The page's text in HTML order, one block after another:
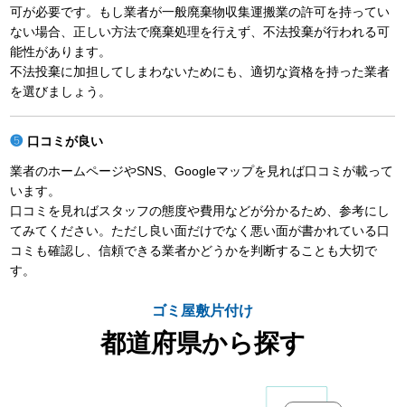
可が必要です。もし業者が一般廃棄物収集運搬業の許可を持ってい
ない場合、正しい方法で廃棄処理を行えず、不法投棄が行われる可
能性があります。
不法投棄に加担してしまわないためにも、適切な資格を持った業者
を選びましょう。
口コミが良い
業者のホームページやSNS、Googleマップを見れば口コミが載って
います。
口コミを見ればスタッフの態度や費用などが分かるため、参考にし
てみてください。ただし良い面だけでなく悪い面が書かれている口
コミも確認し、信頼できる業者かどうかを判断することも大切で
す。
ゴミ屋敷片付け
都道府県から探す